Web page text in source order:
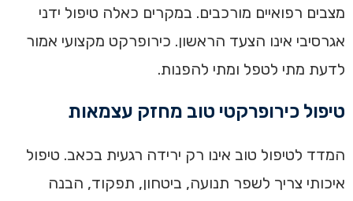
מצבים רפואיים מורכבים. במקרים כאלה טיפול ידני
אגרסיבי אינו הצעד הראשון. כירופרקט מקצועי אמור
לדעת מתי לטפל ומתי להפנות.
טיפול כירופרקטי טוב מחזק עצמאות
המדד לטיפול טוב אינו רק ירידה רגעית בכאב. טיפול
איכותי צריך לשפר תנועה, ביטחון, תפקוד, הבנה